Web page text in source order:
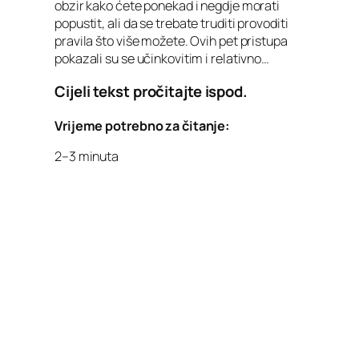
obzir kako ćete ponekad i negdje morati
popustit, ali da se trebate truditi provoditi
pravila što više možete. Ovih pet pristupa
pokazali su se učinkovitim i relativno…
Cijeli tekst pročitajte ispod.
Vrijeme potrebno za čitanje:
2–3 minuta